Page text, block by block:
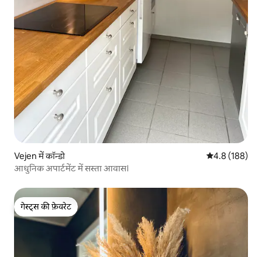
Vejen में कॉन्डो औसत रेटिंग 5 में
4.8 (188)
आधुनिक अपार्टमेंट में सस्ता आवास।
गेस्ट्स की फ़ेवरेट
गेस्ट्स की फ़ेवरेट